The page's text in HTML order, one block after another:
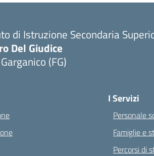
di Istruzione Secondaria
Del Giudice
(FG)
I Servizi
Personale
Famiglie e
Percorsi di